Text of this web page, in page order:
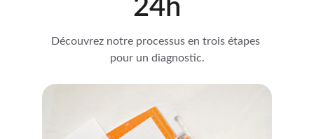
24h
Découvrez notre processus en trois étapes
pour un diagnostic.